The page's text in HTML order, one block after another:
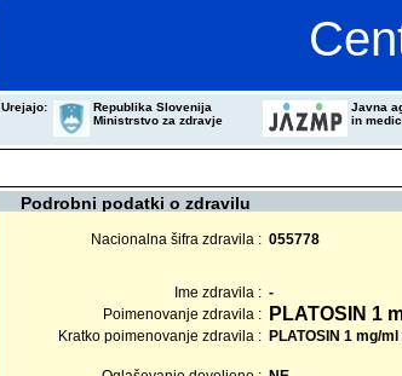
Urejajo:
Republika Slovenija
Ministrstvo za zdravje
Javna
in
Podrobni podatki o zdravilu
Nacionalna šifra zdravila : 055778
Ime zdravila : -
Poimenovanje zdravila :
PLATOSIN 1
Kratko poimenovanje zdravila : PLATOSIN 1 mg/